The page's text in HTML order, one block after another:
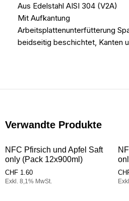
Aus Edelstahl AISI 304 (V2A)
Mit Aufkantung
Arbeitsplattenunterfütterung
beidseitig beschichtet, Kanten
Verwandte Produkte
NFC Pfirsich und Apfel Saft
only (Pack 12x900ml)
CHF 1.60
Exkl. 8,1% MwSt.